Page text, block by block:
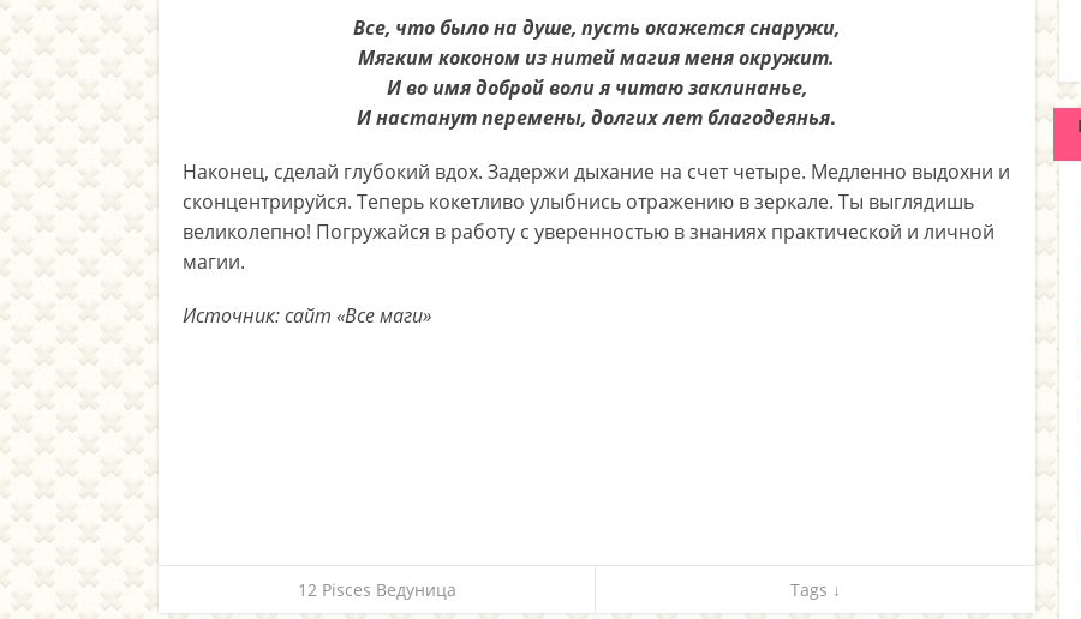
Все, что было на душе, пусть окажется снаружи,
Мягким коконом из нитей магия меня окружит.
И во имя доброй воли я читаю заклинанье,
И настанут перемены, долгих лет благодеянья.
Наконец, сделай глубокий вдох. Задержи дыхание на счет четыре. Медленно выдохни и
сконцентрируйся. Теперь кокетливо улыбнись отражению в зеркале. Ты выглядишь
великолепно! Погружайся в работу с уверенностью в знаниях практической и личной
магии.
Источник: сайт «Все маги»
12 Pisces Ведуница Tags ↓